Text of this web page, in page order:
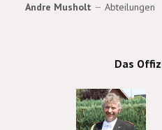
Andre Musholt Abteilungen
Das